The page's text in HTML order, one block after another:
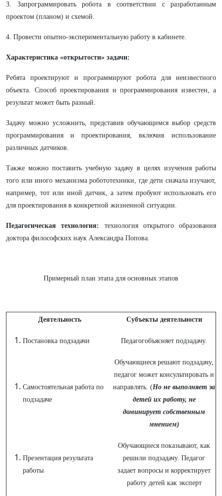
3. Запрограммировать робота в соответствии с разработанным
проектом (планом) и схемой.
4. Провести опытно-экспериментальную работу в кабинете.
Характеристика «открытости» задачи:
Ребята проектируют и программируют робота для неизвестного
объекта. Способ проектирования и программирования известен, а
результат может быть разный.
Задачу можно усложнить, представив обучающимся выбор средств
программирования и проектирования, включив использование
различных датчиков.
Также можно поставить учебную задачу в целях изучения работы
того или иного механизма робототехники, где дети сначала изучают,
например, тот или иной датчик, а затем пробуют использовать его
для проектирования в конкретной жизненной ситуации.
Педагогическая технология: технология открытого образования
доктора философских наук Александра Попова.
Примерный план этапа для основных этапов
Деятельность Субъекты деятельности
Постановка подзадачи Педагогобъясняет подзадачу.
Самостоятельная работа по
подзадаче
Обучающиеся решают подзадачу,
педагог может консультировать и
направлять. (Но не выполняет за
детей их работу, не
доминирует собственным
мнением)
Презентация результата
работы
Обучающиеся показывают, как
решили подзадачу. Педагог
задает вопросы и корректирует
работу детей как эксперт